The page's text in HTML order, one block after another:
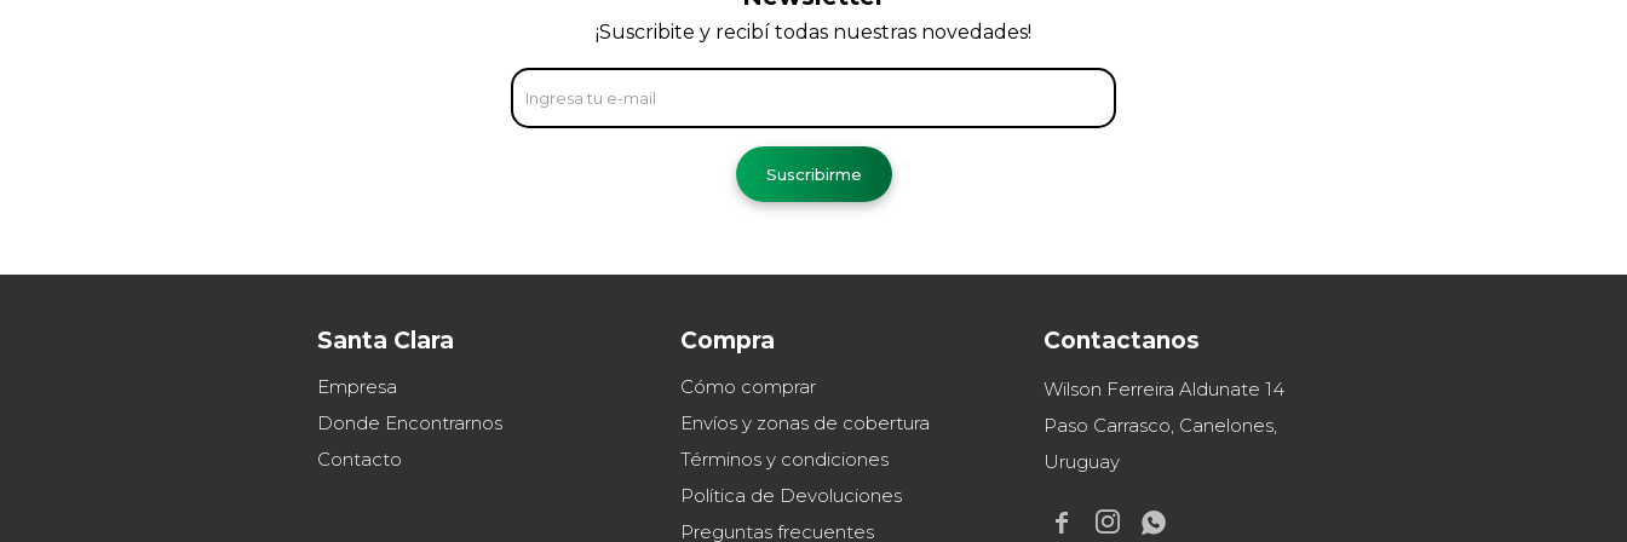
Santa Clara
Empresa
Donde Encontrarnos
Contacto
Compra
Cómo comprar
Envíos y zonas de cobertura
Términos y condiciones
Política de Devoluciones
Preguntas frecuentes
Contactanos
Wilson Ferreira Aldunate 14
Paso Carrasco, Canelones,
Uruguay
  
¡Suscribite y recibí todas nuestras novedades!
Suscribirme